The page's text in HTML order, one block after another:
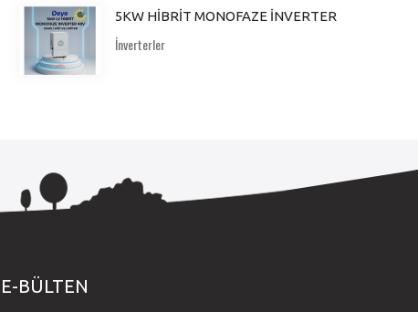
5KW HİBRİT MONOFAZE İNVERTER
İnverterler
E-BÜLTEN